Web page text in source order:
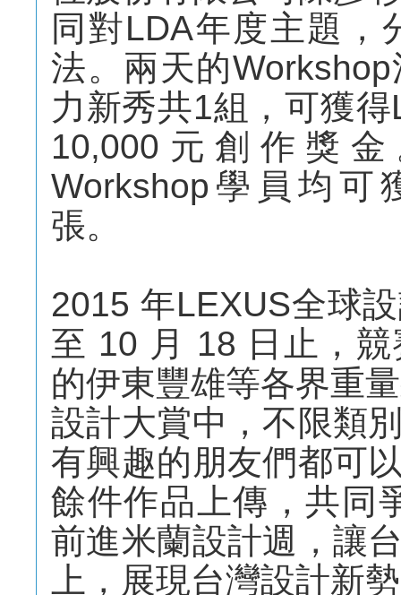
同對LDA年度主題，
法。兩天的
力新秀共1組，可獲
10,000元創作獎
Workshop學員均可
張。
2015 年LEXUS全球
至 10 月 18 日止，
的伊東豐雄等各界重
設計大賞中，不限類
有興趣的朋友們都可
餘件作品上傳，共同
前進米蘭設計週，讓
上，展現台灣設計新